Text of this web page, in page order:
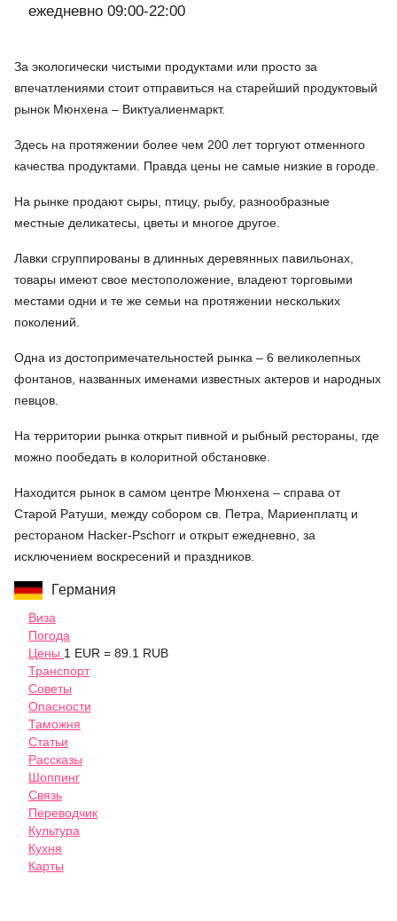
ежедневно 09:00-22:00
За экологически чистыми продуктами или просто за
впечатлениями стоит отправиться на старейший продуктовый
рынок Мюнхена – Виктуалиенмаркт.
Здесь на протяжении более чем 200 лет торгуют отменного
качества продуктами. Правда цены не самые низкие в городе.
На рынке продают сыры, птицу, рыбу, разнообразные
местные деликатесы, цветы и многое другое.
Лавки сгруппированы в длинных деревянных павильонах,
товары имеют свое местоположение, владеют торговыми
местами одни и те же семьи на протяжении нескольких
поколений.
Одна из достопримечательностей рынка – 6 великолепных
фонтанов, названных именами известных актеров и народных
певцов.
На территории рынка открыт пивной и рыбный рестораны, где
можно пообедать в колоритной обстановке.
Находится рынок в самом центре Мюнхена – справа от
Старой Ратуши, между собором св. Петра, Мариенплатц и
рестораном Hacker-Pschorr и открыт ежедневно, за
исключением воскресений и праздников.
Германия
Виза
Погода
Цены 1 EUR = 89.1 RUB
Транспорт
Советы
Опасности
Таможня
Статьи
Рассказы
Шоппинг
Связь
Переводчик
Культура
Кухня
Карты